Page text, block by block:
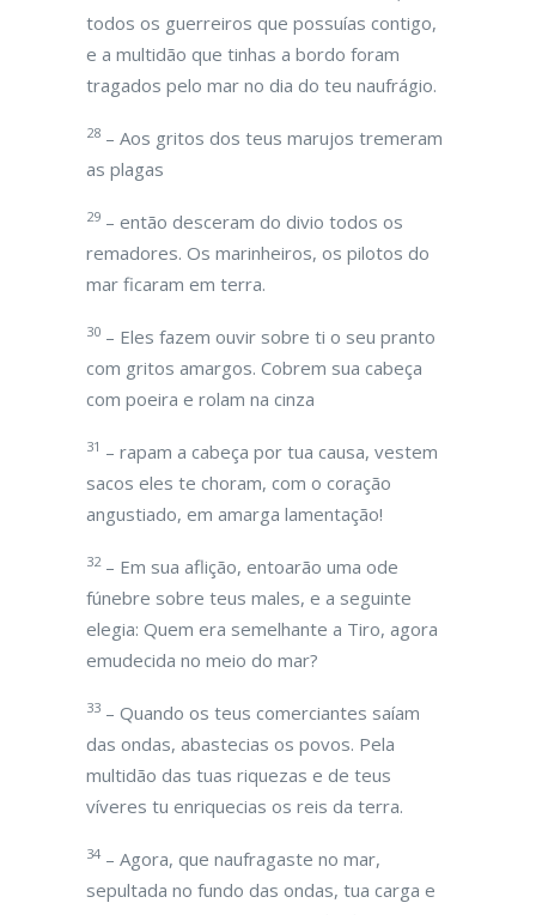
todos os guerreiros que possuías contigo,
e a multidão que tinhas a bordo foram
tragados pelo mar no dia do teu naufrágio.
28 – Aos gritos dos teus marujos tremeram
as plagas
29 – então desceram do divio todos os
remadores. Os marinheiros, os pilotos do
mar ficaram em terra.
30 – Eles fazem ouvir sobre ti o seu pranto
com gritos amargos. Cobrem sua cabeça
com poeira e rolam na cinza
31 – rapam a cabeça por tua causa, vestem
sacos eles te choram, com o coração
angustiado, em amarga lamentação!
32– Em sua aflição, entoarão uma ode
fúnebre sobre teus males, e a seguinte
elegia: Quem era semelhante a Tiro, agora
emudecida no meio do mar?
33 – Quando os teus comerciantes saíam
das ondas, abastecias os povos. Pela
multidão das tuas riquezas e de teus
víveres tu enriquecias os reis da terra.
34 – Agora, que naufragaste no mar,
sepultada no fundo das ondas, tua carga e